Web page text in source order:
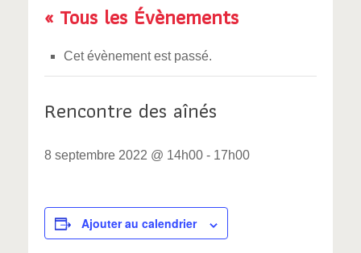
« Tous les Évènements
Cet évènement est passé.
Rencontre des aînés
8 septembre 2022 @ 14h00 - 17h00
Ajouter au calendrier